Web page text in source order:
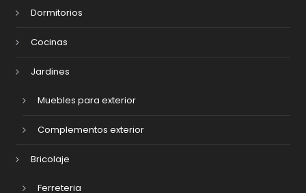
Dormitorios
Cocinas
Jardines
Muebles para exterior
Complementos exterior
Bricolaje
Ferreteria